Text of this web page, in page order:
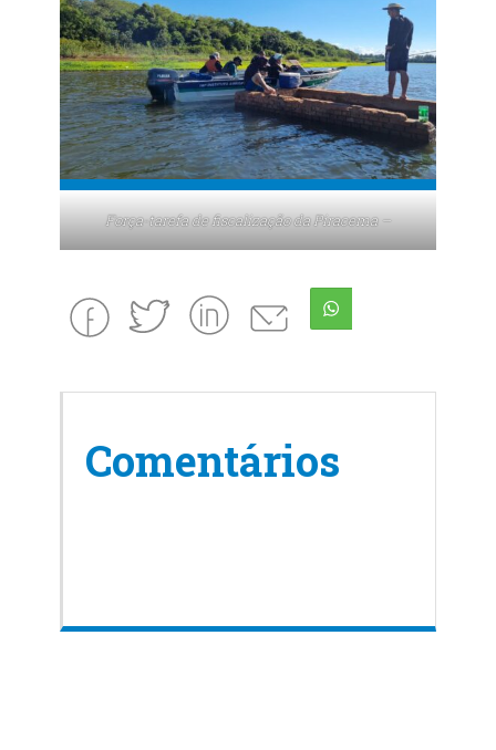
Força-tarefa de fiscalização da Piracema –
Comentários